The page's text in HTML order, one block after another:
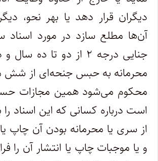
دیگران قرار دهد یا بهر نحو،
آن‌ها‌ مطلع سازد در مورد
جنایی درجه ۲ از دو تا ده
محرمانه به حبس جنحه‌ای از شش
محکوم‌ می‌شود همین مجازات
است درباره کسانی که این اسناد را
از سری یا محرمانه بودن آن چاپ
و یا‌ موجبات چاپ یا انتشار آن را